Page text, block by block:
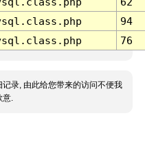
94
76
录, 由此给您带来的访问不便我
意.